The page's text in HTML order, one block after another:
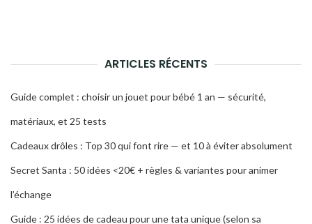
ARTICLES RÉCENTS
Guide complet : choisir un jouet pour bébé 1 an — sécurité,
matériaux, et 25 tests
Cadeaux drôles : Top 30 qui font rire — et 10 à éviter absolument
Secret Santa : 50 idées <20€ + règles & variantes pour animer
l’échange
Guide : 25 idées de cadeau pour une tata unique (selon sa